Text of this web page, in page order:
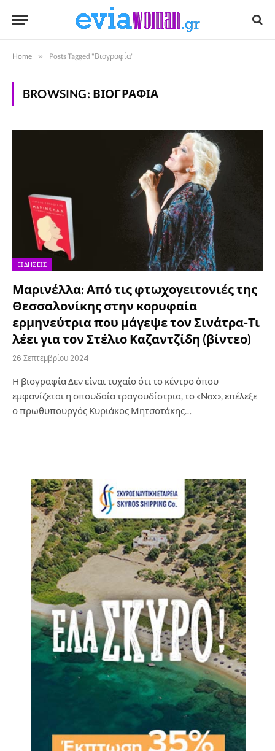
Home » Posts Tagged "Βιογραφία"
BROWSING: ΒΙΟΓΡΑΦΊΑ
ΕΙΔΉΣΕΙΣ
Μαρινέλλα: Από τις φτωχογειτονιές της
Θεσσαλονίκης στην κορυφαία
ερμηνεύτρια που μάγεψε τον Σινάτρα-Τι
λέει για τον Στέλιο Καζαντζίδη (βίντεο)
26 Σεπτεμβρίου 2024
Η βιογραφία Δεν είναι τυχαίο ότι το κέντρο όπου
εμφανίζεται η σπουδαία τραγουδίστρια, το «Nox», επέλεξε
ο πρωθυπουργός Κυριάκος Μητσοτάκης…